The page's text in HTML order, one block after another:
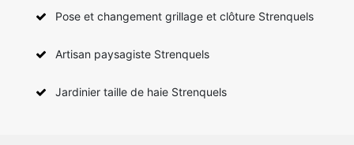
Pose et changement grillage et clôture Strenquels
Artisan paysagiste Strenquels
Jardinier taille de haie Strenquels